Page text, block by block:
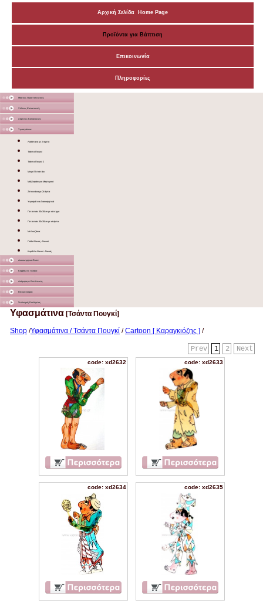
Αρχική Σελίδα Home Page
Προϊόντα για Βάπτιση
Επικοινωνία
Πληροφορίες
Μάσκες Προστατευτικές
Ξύλινες Κατασκευές
Χάρτινες Κατασκευές
Υφασμάτινα
Λαδόπανα με Στάμπα
Τσάντα Πουγκί
Τσάντα Πουγκί 2
Μικρό Πετσετάκι
Μαξιλαράκι για Μαρτυρικά
Ζιπουνάκια με Στάμπα
Υφασμάτινα Διακοσμητικά
Πετσετάκι 30x30cm με κέντημα
Πετσετάκι 30x30cm με στάμπα
Μπλουζάκια
Ποδιά Νονάς - Νονού
Κορδέλα Νονού - Νονάς
Διακοσμητικά Σταντ
Καμβάς σε τελάρο
Διάφορα με Εκτύπωση
Γλειφιτζούρια
Στολισμός Εκκλησίας
Υφασμάτινα [Τσάντα Πουγκί]
Shop /Υφασμάτινα / Τσάντα Πουγκί /Cartoon [ Καραγκιόζης ] /
Next
2
1
Prev
code: xd2632 code: xd2633
code: xd2634 code: xd2635